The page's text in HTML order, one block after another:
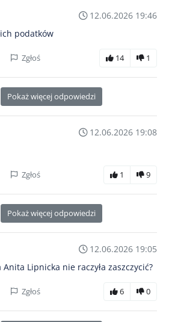
12.06.2026 19:46
podatków
Zgłoś 14 1
Pokaż więcej odpowiedzi
12.06.2026 19:08
Zgłoś 1 9
Pokaż więcej odpowiedzi
12.06.2026 19:05
Lipnicka nie raczyła zaszczycić?
Zgłoś 6 0